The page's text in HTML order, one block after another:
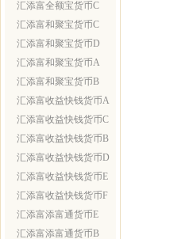
汇添富全额宝货币C
汇添富和聚宝货币C
汇添富和聚宝货币D
汇添富和聚宝货币A
汇添富和聚宝货币B
汇添富收益快钱货币A
汇添富收益快钱货币C
汇添富收益快钱货币B
汇添富收益快钱货币D
汇添富收益快钱货币E
汇添富收益快钱货币F
汇添富添富通货币E
汇添富添富通货币B